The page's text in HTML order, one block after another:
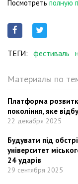
Посмотреть полную
ТЕГИ: фестиваль
Материалы по
Платформа
покоління, яке
22 декабря 2025
Будувати під
університет
24 ударів
29 сентября 2025